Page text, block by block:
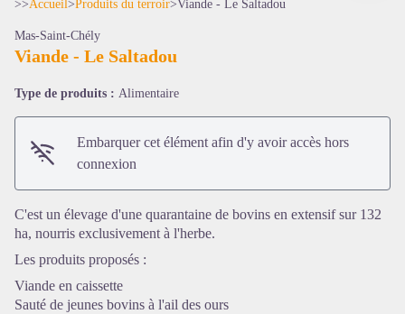
Voir l'image en plein écran
>>Accueil>Produits du terroir>Viande - Le Saltadou
Mas-Saint-Chély
Viande - Le Saltadou
Type de produits : Alimentaire
Embarquer cet élément afin d'y avoir accès hors
connexion
C'est un élevage d'une quarantaine de bovins en extensif sur 132
ha, nourris exclusivement à l'herbe.
Les produits proposés :
Viande en caissette
Sauté de jeunes bovins à l'ail des ours